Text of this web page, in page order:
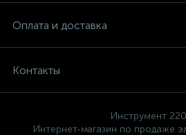
Оплата и доставка
Контакты
Инструмент
Интернет-магазин по продаже